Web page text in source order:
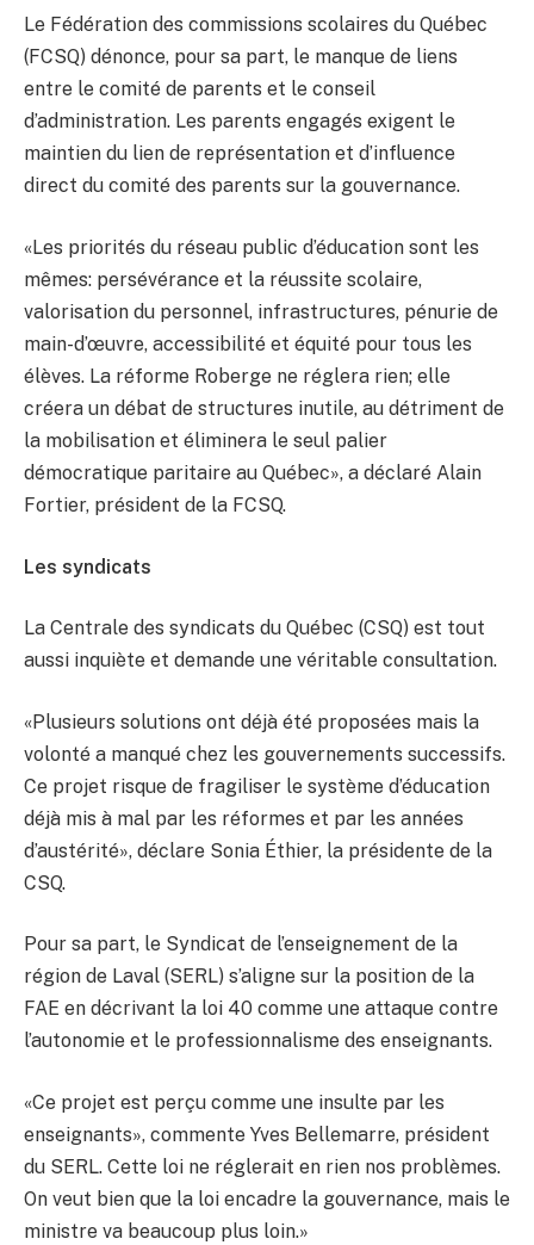
Le Fédération des commissions scolaires du Québec
(FCSQ) dénonce, pour sa part, le manque de liens
entre le comité de parents et le conseil
d’administration. Les parents engagés exigent le
maintien du lien de représentation et d’influence
direct du comité des parents sur la gouvernance.
«Les priorités du réseau public d’éducation sont les
mêmes: persévérance et la réussite scolaire,
valorisation du personnel, infrastructures, pénurie de
main-d’œuvre, accessibilité et équité pour tous les
élèves. La réforme Roberge ne réglera rien; elle
créera un débat de structures inutile, au détriment de
la mobilisation et éliminera le seul palier
démocratique paritaire au Québec», a déclaré Alain
Fortier, président de la FCSQ.
Les syndicats
La Centrale des syndicats du Québec (CSQ) est tout
aussi inquiète et demande une véritable consultation.
«Plusieurs solutions ont déjà été proposées mais la
volonté a manqué chez les gouvernements successifs.
Ce projet risque de fragiliser le système d’éducation
déjà mis à mal par les réformes et par les années
d’austérité», déclare Sonia Éthier, la présidente de la
CSQ.
Pour sa part, le Syndicat de l’enseignement de la
région de Laval (SERL) s’aligne sur la position de la
FAE en décrivant la loi 40 comme une attaque contre
l’autonomie et le professionnalisme des enseignants.
«Ce projet est perçu comme une insulte par les
enseignants», commente Yves Bellemarre, président
du SERL. Cette loi ne réglerait en rien nos problèmes.
On veut bien que la loi encadre la gouvernance, mais le
ministre va beaucoup plus loin.»